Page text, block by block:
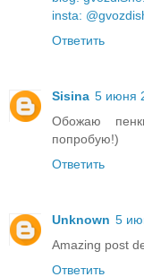
insta:
Ответить
Sisina 5 июня
Обожаю
попробую!)
Ответить
Unknown 5
Amazing post
Ответить